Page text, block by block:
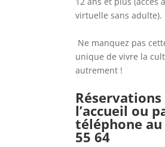
virtuelle sans adulte).
Ne manquez pas
unique de vivre la
autrement !
Réservations
l’accueil ou
téléphone au
55 64